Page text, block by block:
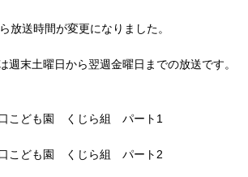
放送時間が変更になりました。
末土曜日から翌週金曜日までの放送です。
こども園 くじら組 パート1
こども園 くじら組 パート2